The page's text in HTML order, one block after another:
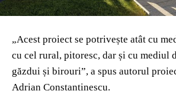
„Acest proiect se potrivește atât cu
cu cel rural, pitoresc, dar și cu mediul
găzdui și birouri”, a spus autorul
Adrian Constantinescu.